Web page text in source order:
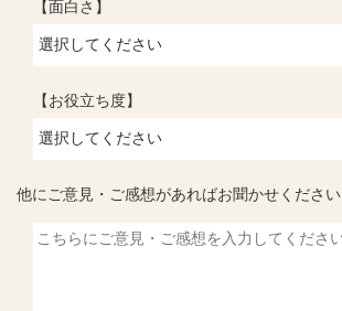
【面白さ】
【お役立ち度】
他にご意見・ご感想があればお聞かせください